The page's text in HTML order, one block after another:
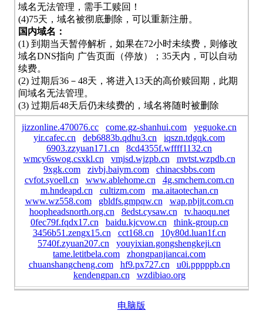
域名无法管理，需手工赎回！
(4)75天，域名被彻底删除，可以重新注册。
国内域名：
(1) 到期当天暂停解析，如果在72小时未续费，则修改
域名DNS指向 广告页面（停放）；35天内，可以自动
续费。
(2) 过期后36－48天，将进入13天的高价赎回期，此期
间域名无法管理。
(3) 过期后48天后仍未续费的，域名将随时被删除
jizzonline.470076.cc come.gz-shanhui.com
yeguoke.cn
yir.cafec.cn
deb6883b.qdhu3.cn
iqszn.tdgqk.com
6903.zzyuan171.cn
8cd4355f.wffff1132.cn
wmcy6swog.csxkl.cn
vmjsd.wjzpb.cn
mvtst.wzpdb.cn
9xgk.com
zivbj.baiym.com
chinacsbbs.com
cvfot.syoell.cn
www.ablehome.cn
4g.smchem.com.cn
m.hndeapd.cn
cultizm.com
ma.aitaotechan.cn
www.wz558.com
gbldfs.gmpqw.cn
wap.pbjjt.com.cn
hoopheadsnorth.org.cn
8edst.cysaw.cn
tv.haoqu.net
0fec79f.fqdx17.cn
baidu.kjcvow.cn
think-group.cn
3456b51.zengx15.cn
cct168.cn
10y80d.luan1f.cn
5740f.zyuan207.cn
youyixian.gongshengkeji.cn
tame.letitbela.com
zhongpanjiancai.com
chuanshangcheng.com
hf9.px727.cn
u0i.pppppb.cn
kendengpan.cn
wzdibiao.org
电脑版